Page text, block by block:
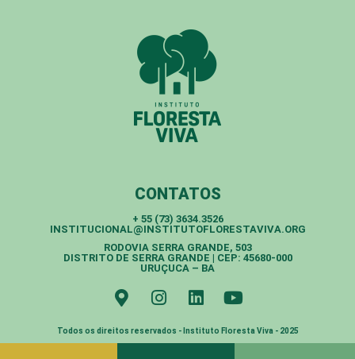
CONTATOS
+ 55 (73) 3634.3526
INSTITUCIONAL@INSTITUTOFLORESTAVIVA.ORG
RODOVIA SERRA GRANDE, 503
DISTRITO DE SERRA GRANDE | CEP: 45680-000
URUÇUCA – BA
Todos os direitos reservados - Instituto Floresta Viva - 2025